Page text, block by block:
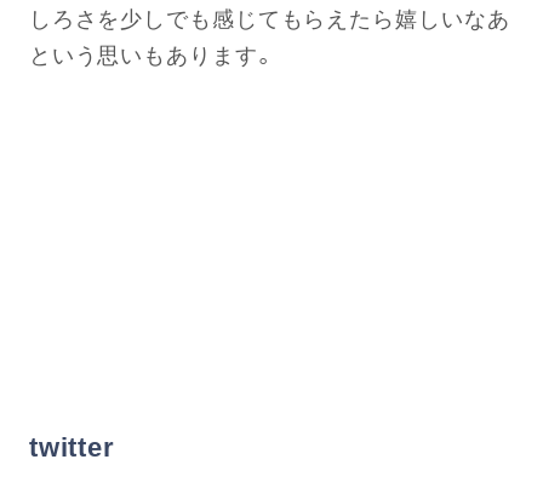
しろさを少しでも感じてもらえたら嬉しいなあ
という思いもあります。
twitter